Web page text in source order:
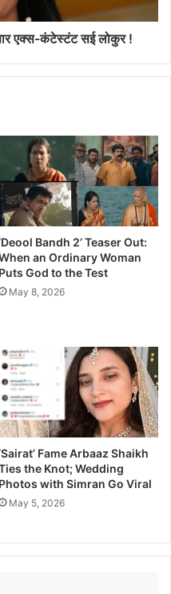
एक्स-कंटेस्टंट सई लोकुर !
Bandh 2’ Teaser Out:
an Ordinary Woman
Puts God to the Test
May 8, 2026
Fame Arbaaz Shaikh
the Knot; Wedding
Photos with Simran Go Viral
May 5, 2026